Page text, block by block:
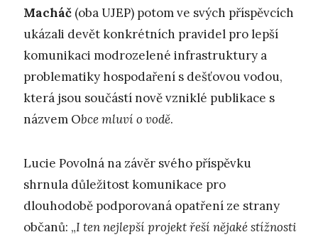
Macháč (oba UJEP) potom ve svých příspěvcích
ukázali devět konkrétních pravidel pro lepší
komunikaci modrozelené infrastruktury a
problematiky hospodaření s dešťovou vodou,
která jsou součástí nově vzniklé publikace s
názvem Obce mluví o vodě.
Lucie Povolná na závěr svého příspěvku
shrnula důležitost komunikace pro
dlouhodobě podporovaná opatření ze strany
občanů: „I ten nejlepší projekt řeší nějaké stížnosti